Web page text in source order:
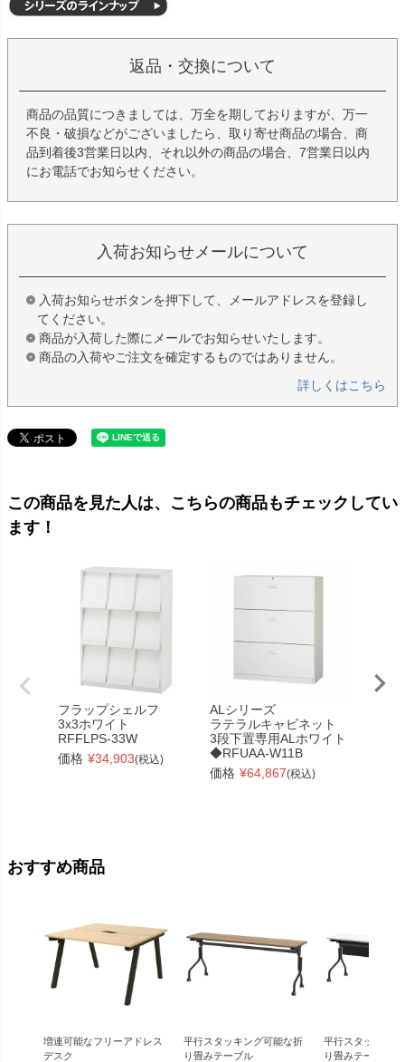
返品・交換について
商品の品質につきましては、万全を期しておりますが、万一
不良・破損などがございましたら、取り寄せ商品の場合、商
品到着後3営業日以内、それ以外の商品の場合、7営業日以内
にお電話でお知らせください。
入荷お知らせメールについて
入荷お知らせボタンを押下して、メールアドレスを登録し
てください。
商品が入荷した際にメールでお知らせいたします。
商品の入荷やご注文を確定するものではありません。
詳しくはこちら
この商品を見た人は、こちらの商品もチェックしてい
ます！
フラップシェルフ
3x3ホワイト
RFFLPS-33W
価格 ¥34,903(税込)
ALシリーズ
ラテラルキャビネット
3段下置専用ALホワイト
◆RFUAA-W11B
価格 ¥64,867(税込)
おすすめ商品
増連可能なフリーアドレス
デスク
平行スタッキング可能な折
り畳みテーブル
平行スタッキン
り畳みテーブル